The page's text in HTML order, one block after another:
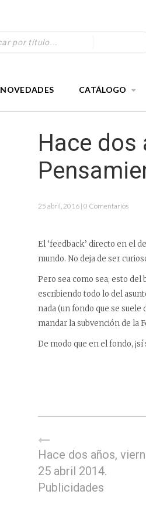
NOVEDADES CATÁLOGO
Hace dos
25 abril, 2016 | 0 Comentarios
El ‘feedback’ directo en el
mundo. No deja de ser
Pero sea como sea, esto del
escribiendo todo lo del
nada (un fondo que se
mandar la subvención de la
De modo que en el fondo, ¡sí
Hace dos años,
25 abril 2014.
Publicidades